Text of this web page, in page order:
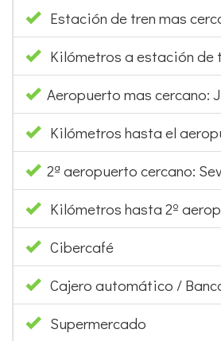
Estación de tren mas
Kilómetros a estación de
Aeropuerto mas cercano:
Kilómetros hasta el
2ª aeropuerto cercano:
Kilómetros hasta 2º
Cibercafé
Cajero automático /
Supermercado